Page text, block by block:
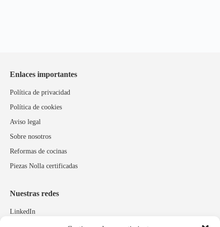
Enlaces importantes
Política de privacidad
Política de cookies
Aviso legal
Sobre nosotros
Reformas de cocinas
Piezas Nolla certificadas
Nuestras redes
LinkedIn